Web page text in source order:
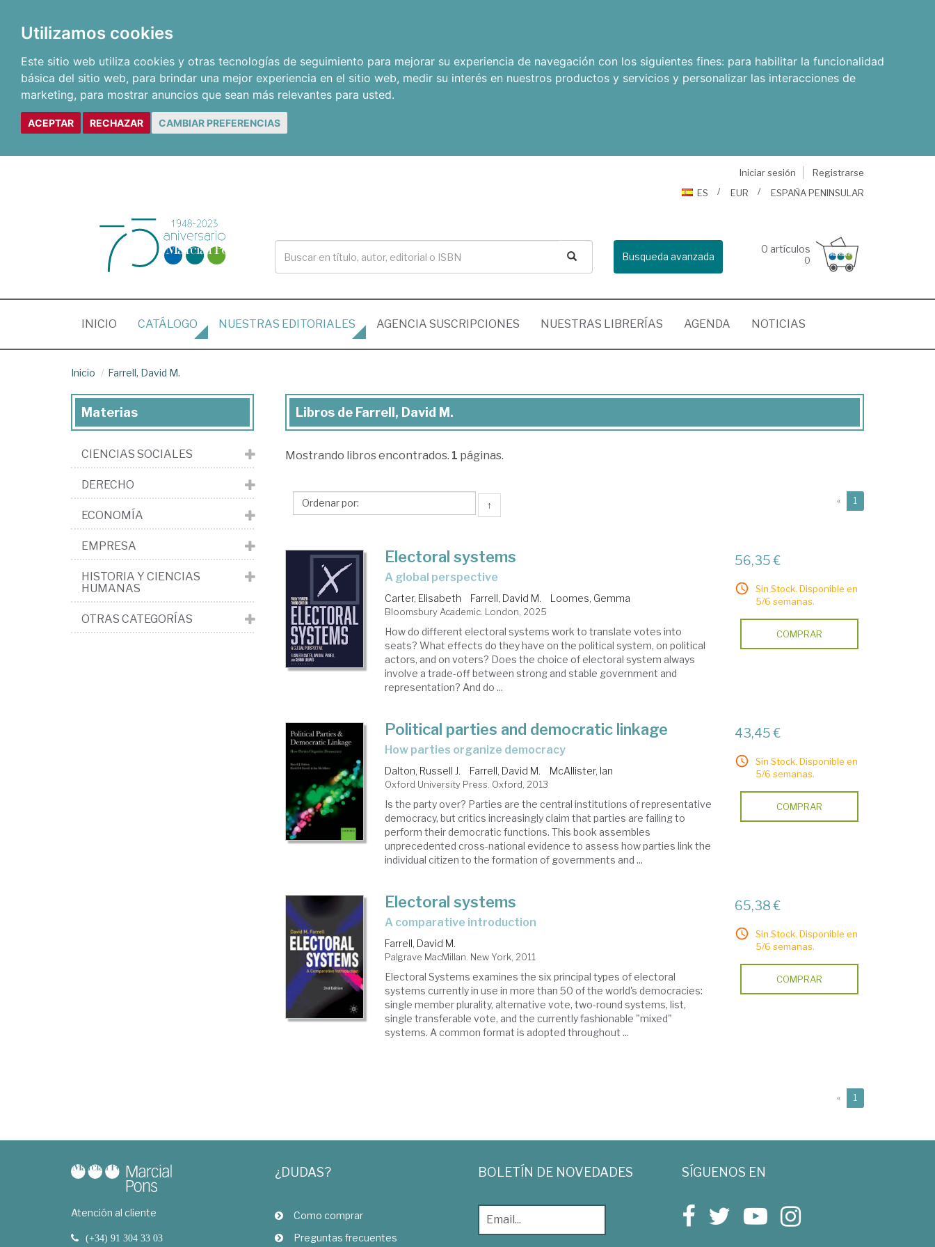
Utilizamos cookies
Este sitio web utiliza cookies y otras tecnologías de seguimiento para mejorar su experiencia de navegación con los siguientes fines: para habilitar la funcionalidad
básica del sitio web, para brindar una mejor experiencia en el sitio web, medir su interés en nuestros productos y servicios y personalizar las interacciones de
marketing, para mostrar anuncios que sean más relevantes para usted.
ACEPTAR RECHAZAR CAMBIAR PREFERENCIAS
Iniciar sesión
Registrarse
ES
EUR ESPAÑA PENINSULAR
Busqueda avanzada
0 artículos
0
INICIO (CURRENT)
CATÁLOGO NUESTRAS EDITORIALES AGENCIA SUSCRIPCIONES NUESTRAS LIBRERÍAS AGENDA NOTICIAS
Inicio Farrell, David M.
Libros
Farrell,
M.
Libros de Farrell, David M.
Mostrando libros encontrados. 1 páginas.
↑ « 1
Electoral systems
a global perspective
Carter, Elisabeth Farrell, David M. Loomes, Gemma
Bloomsbury Academic. London, 2025
How do different electoral systems work to translate votes into
seats? What effects do they have on the political system, on political
actors, and on voters? Does the choice of electoral system always
involve a trade-off between strong and stable government and
representation? And do ...
56,35 €
Sin Stock. Disponible en
5/6 semanas.
COMPRAR
Political parties and democratic linkage
how parties organize democracy
Dalton, Russell J. Farrell, David M. McAllister, Ian
Oxford University Press. Oxford, 2013
Is the party over? Parties are the central institutions of representative
democracy, but critics increasingly claim that parties are failing to
perform their democratic functions. This book assembles
unprecedented cross-national evidence to assess how parties link the
individual citizen to the formation of governments and ...
43,45 €
Sin Stock. Disponible en
5/6 semanas.
COMPRAR
Electoral systems
a comparative introduction
Farrell, David M.
Palgrave MacMillan. New York, 2011
Electoral Systems examines the six principal types of electoral
systems currently in use in more than 50 of the world's democracies:
single member plurality, alternative vote, two-round systems, list,
single transferable vote, and the currently fashionable "mixed"
systems. A common format is adopted throughout ...
65,38 €
Sin Stock. Disponible en
5/6 semanas.
COMPRAR
« 1
Materias
CIENCIAS SOCIALES
DERECHO
ECONOMÍA
EMPRESA
HISTORIA Y CIENCIAS
HUMANAS
OTRAS CATEGORÍAS
Atención al cliente
(+34) 91 304 33 03
¿DUDAS?
Como comprar
Preguntas frecuentes
BOLETÍN DE NOVEDADES SÍGUENOS EN